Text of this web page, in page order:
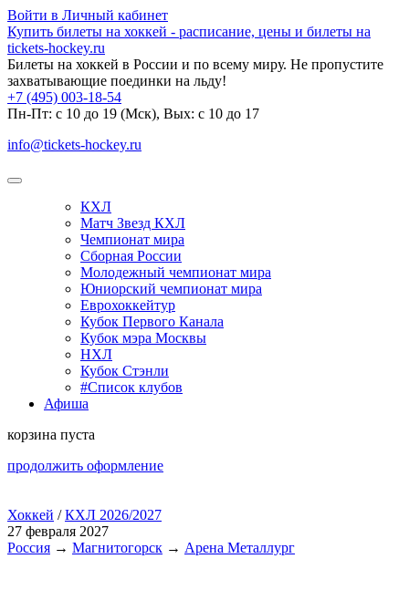
Войти в Личный кабинет
Купить билеты на хоккей - расписание, цены и билеты на
tickets-hockey.ru
Билеты на хоккей в России и по всему миру. Не пропустите
захватывающие поединки на льду!
+7 (495) 003-18-54
Пн-Пт: c 10 до 19 (Мск), Вых: с 10 до 17
info@tickets-hockey.ru
КХЛ
Матч Звезд КХЛ
Чемпионат мира
Сборная России
Молодежный чемпионат мира
Юниорский чемпионат мира
Еврохоккейтур
Кубок Первого Канала
Кубок мэра Москвы
НХЛ
Кубок Стэнли
#Список клубов
Афиша
корзина пуста
продолжить оформление
Хоккей /КХЛ 2026/2027
27 февраля 2027
Россия → Магнитогорск → Арена Металлург